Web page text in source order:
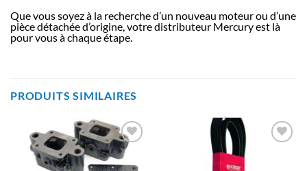
Que vous soyez à la recherche d’un nouveau moteur ou d’une
pièce détachée d’origine, votre distributeur Mercury est là
pour vous à chaque étape.
PRODUITS SIMILAIRES
AJOUTER
À LA
AJOUTER